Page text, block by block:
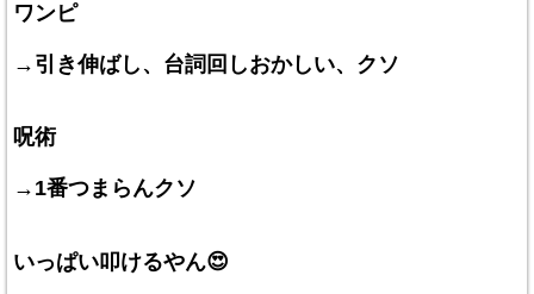
ワンピ
→引き伸ばし、台詞回しおかしい、クソ
呪術
→1番つまらんクソ
いっぱい叩けるやん😍